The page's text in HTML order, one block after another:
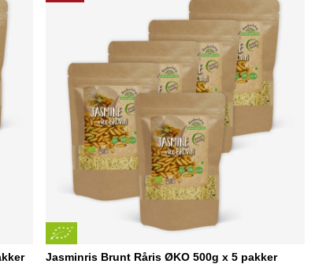
Jasminris Brunt Råris ØKO 500g x 5 pakker